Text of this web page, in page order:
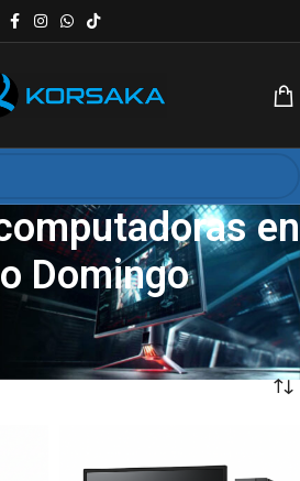
en
Domingo
en Santo Domingo